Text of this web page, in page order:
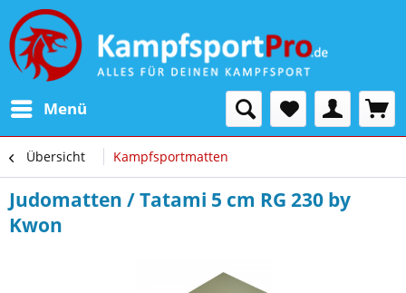
Menü
Übersicht Kampfsportmatten
Judomatten / Tatami 5 cm RG 230 by
Kwon